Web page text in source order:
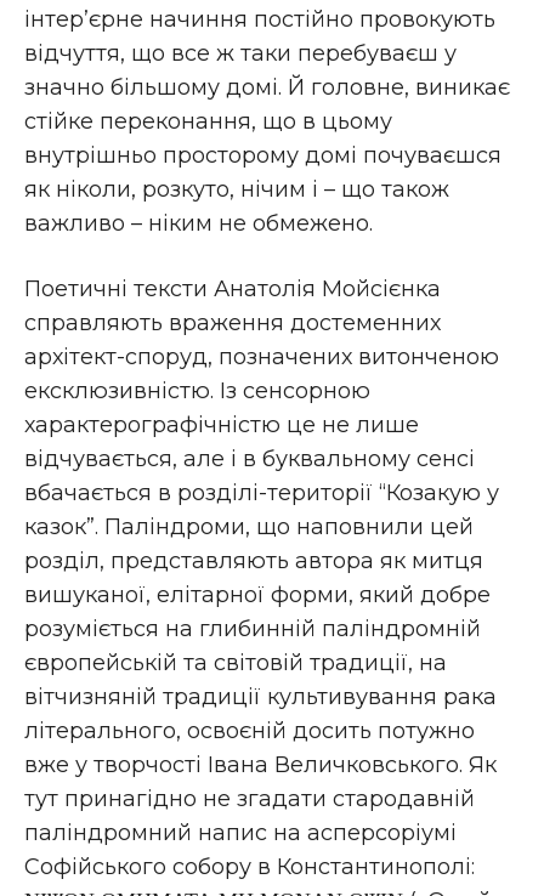
інтер’єрне начиння постійно провокують
відчуття, що все ж таки перебуваєш у
значно більшому домі. Й головне, виникає
стійке переконання, що в цьому
внутрішньо просторому домі почуваєшся
як ніколи, розкуто, нічим і – що також
важливо – ніким не обмежено.
Поетичні тексти Анатолія Мойсієнка
справляють враження достеменних
архітект-споруд, позначених витонченою
ексклюзивністю. Із сенсорною
характерографічністю це не лише
відчувається, але і в буквальному сенсі
вбачається в розділі-території “Козакую у
казок”. Паліндроми, що наповнили цей
розділ, представляють автора як митця
вишуканої, елітарної форми, який добре
розуміється на глибинній паліндромній
європейській та світовій традиції, на
вітчизняній традиції культивування рака
літерального, освоєній досить потужно
вже у творчості Івана Величковського. Як
тут принагідно не згадати стародавній
паліндромний напис на асперсоріумі
Софійського собору в Константинополі: